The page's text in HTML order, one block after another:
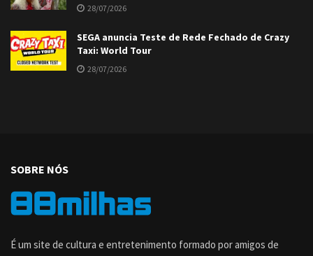
28/07/2026
SEGA anuncia Teste de Rede Fechado de Crazy
Taxi: World Tour
28/07/2026
SOBRE NÓS
É um site de cultura e entretenimento formado por amigos de